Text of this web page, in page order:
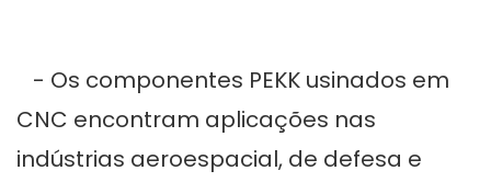
- Os componentes PEKK usinados em
CNC encontram aplicações nas
indústrias aeroespacial, de defesa e